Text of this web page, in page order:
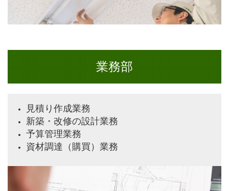
業務部
見積り作成業務
新築・改修の設計業務
予算管理業務
資材調達（購買）業務